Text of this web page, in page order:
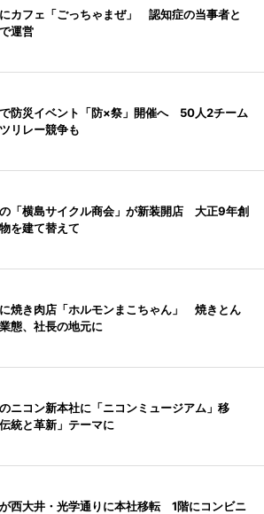
カフェ「ごっちゃまぜ」 認知症の当事者と
運営
防災イベント「防×祭」開催へ 50人2チーム
リレー競争も
「横島サイクル商会」が新装開店 大正9年創
を建て替えて
焼き肉店「ホルモンまこちゃん」 焼きとん
態、社長の地元に
ニコン新本社に「ニコンミュージアム」移
統と革新」テーマに
西大井・光学通りに本社移転 1階にコンビニ